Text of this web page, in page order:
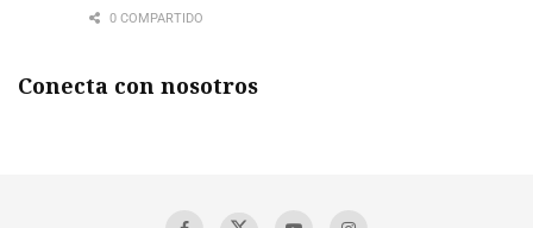
0 COMPARTIDO
Conecta con nosotros